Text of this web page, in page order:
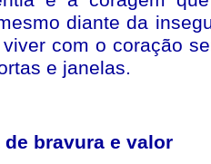
diante da
com o coração
e janelas.
bravura e valor